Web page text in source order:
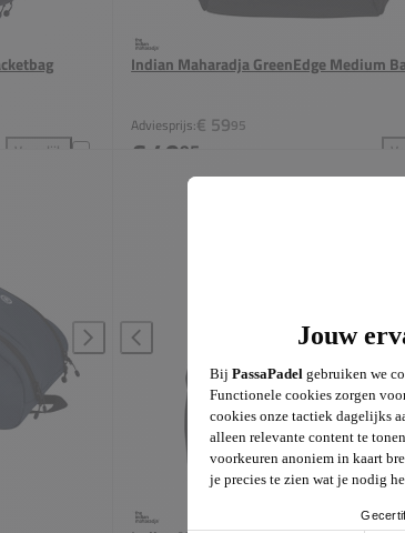
Vergelijk
Indian Maharadja Padel Platinum Racketbag toevoegen aan
Indian Maharadja GreenEdge Medium
Adviesprijs:€ 5995
€ 4995